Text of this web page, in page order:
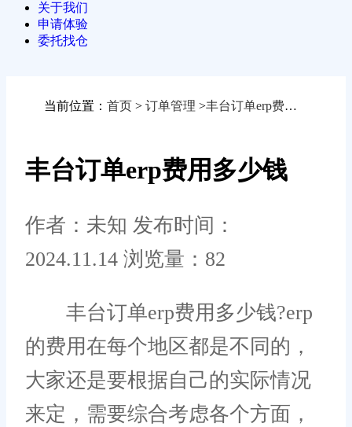
关于我们
申请体验
委托找仓
当前位置： 首页 > 订单管理 >丰台订单erp费用多少钱
丰台订单erp费用多少钱
作者：未知 发布时间：
2024.11.14 浏览量：82
丰台订单erp费用多少钱?erp
的费用在每个地区都是不同的，
大家还是要根据自己的实际情况
来定，需要综合考虑各个方面，